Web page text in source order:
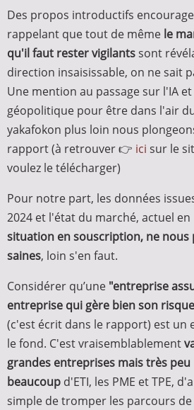
Des propos introductifs
rappelant que tout de même le
qu'il faut rester vigilantssont
direction insaisissable, on ne sait
Une mention au passage sur l'IA
géopolitique pour être dans l'air
yakafokon plus loin nous
rapport (à retrouver 👉 ici sur le
voulez le télécharger)
Pour notre part, les données
2024 et l'état du marché, actuel
situation en souscription, ne nous
saines, loin s'en faut.
Considérer qu’une "entreprise
entreprise qui gère bien son
(c'est écrit dans le rapport) est un
le fond. C'est vraisemblablement
grandes entreprises mais très
beaucoup d'ETI, les PME et TPE,
simple de tromper les parcours